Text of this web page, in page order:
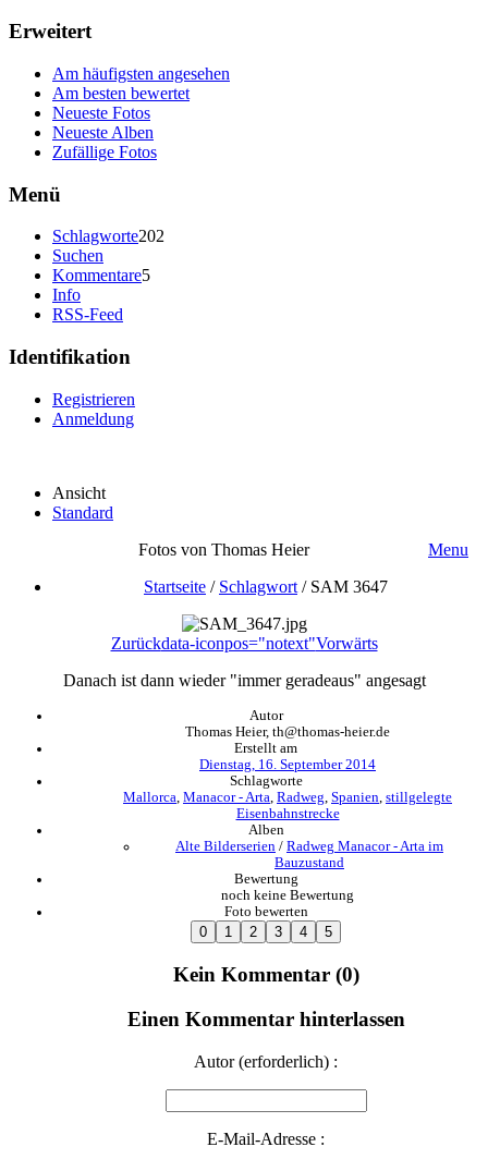
Erweitert
Am häufigsten angesehen
Am besten bewertet
Neueste Fotos
Neueste Alben
Zufällige Fotos
Menü
Schlagworte202
Suchen
Kommentare5
Info
RSS-Feed
Identifikation
Registrieren
Anmeldung
Ansicht
Standard
Fotos von Thomas Heier
Menu
Startseite / Schlagwort / SAM 3647
Zurückdata-iconpos="notext"Vorwärts
Danach ist dann wieder "immer geradeaus" angesagt
Autor
Thomas Heier, th@thomas-heier.de
Erstellt am
Dienstag, 16. September 2014
Schlagworte
Mallorca Manacor - Arta Radweg Spanien stillgelegte
Eisenbahnstrecke
Alben
Alte Bilderserien / Radweg Manacor - Arta im
Bauzustand
Bewertung
noch keine Bewertung
Foto bewerten
Kein Kommentar (0)
Einen Kommentar hinterlassen
Autor (erforderlich) :
E-Mail-Adresse :